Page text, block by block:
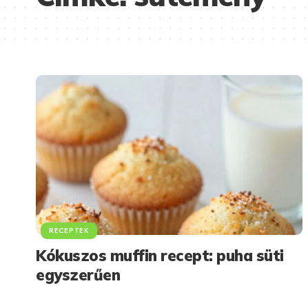
RECEPTEK
Kókuszos muffin recept: puha süti
egyszerűen